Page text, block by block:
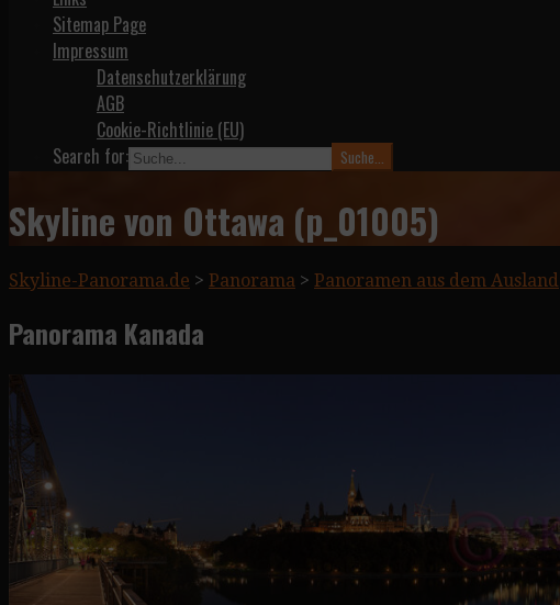
Sitemap Page
Impressum
Datenschutzerklärung
AGB
Cookie-Richtlinie (EU)
Search for:
Skyline von Ottawa (p_01005)
Skyline-Panorama.de > Panorama > Panoramen aus dem Ausland
Panorama Kanada